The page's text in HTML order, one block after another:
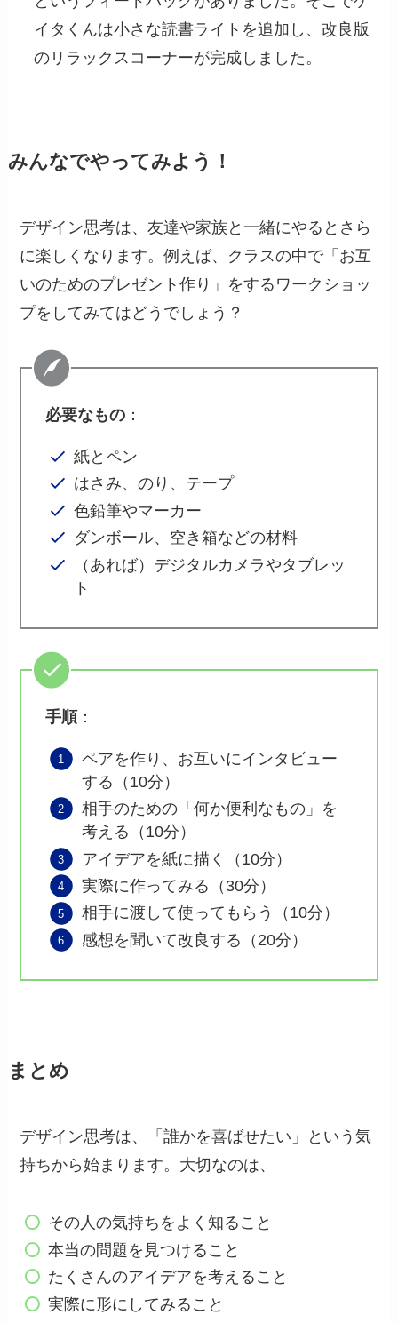
イタくんは小さな読書ライトを追加し、改良版
のリラックスコーナーが完成しました。
みんなでやってみよう！
デザイン思考は、友達や家族と一緒にやるとさら
に楽しくなります。例えば、クラスの中で「お互
いのためのプレゼント作り」をするワークショッ
プをしてみてはどうでしょう？
必要なもの ：
紙とペン
はさみ、のり、テープ
色鉛筆やマーカー
ダンボール、空き箱などの材料
（あれば）デジタルカメラやタブレッ
ト
手順：
ペアを作り、お互いにインタビュー
する（10分）
相手のための「何か便利なもの」を
考える（10分）
アイデアを紙に描く（10分）
実際に作ってみる（30分）
相手に渡して使ってもらう（10分）
感想を聞いて改良する（20分）
まとめ
デザイン思考は、「誰かを喜ばせたい」という気
持ちから始まります。大切なのは、
その人の気持ちをよく知ること
本当の問題を見つけること
たくさんのアイデアを考えること
実際に形にしてみること